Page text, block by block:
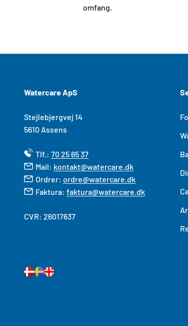
omfang.
Watercare ApS
Stejlebjergvej 14
5610 As​sens
Tlf.: 70 25 65 37
Mail: kontakt@watercare.dk
Ordrer: ordre@watercare.dk
Faktura: faktura@watercare.dk
CVR: 26017637